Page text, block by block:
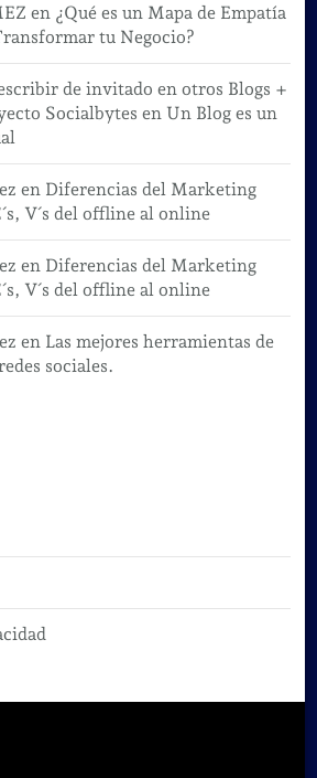
en ¿Qué es un Mapa de Empatía
tu Negocio?
de invitado en otros Blogs +
Socialbytes en Un Blog es un
en Diferencias del Marketing
V´s del offline al online
en Diferencias del Marketing
V´s del offline al online
en Las mejores herramientas de
sociales.